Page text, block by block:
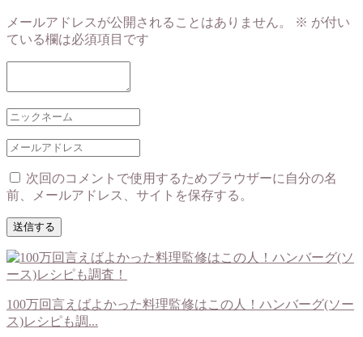
メールアドレスが公開されることはありません。 ※ が付い
ている欄は必須項目です
次回のコメントで使用するためブラウザーに自分の名
前、メールアドレス、サイトを保存する。
100万回言えばよかった料理監修はこの人！ハンバーグ(ソー
ス)レシピも調...